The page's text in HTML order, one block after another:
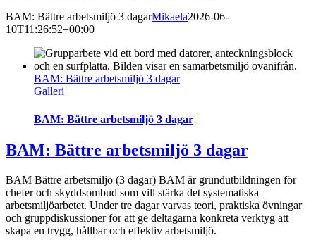
BAM: Bättre arbetsmiljö 3 dagarMikaela2026-06-
10T11:26:52+00:00
BAM: Bättre arbetsmiljö 3 dagar
Galleri
BAM: Bättre arbetsmiljö 3 dagar
BAM: Bättre arbetsmiljö 3 dagar
BAM Bättre arbetsmiljö (3 dagar) BAM är grundutbildningen för
chefer och skyddsombud som vill stärka det systematiska
arbetsmiljöarbetet. Under tre dagar varvas teori, praktiska övningar
och gruppdiskussioner för att ge deltagarna konkreta verktyg att
skapa en trygg, hållbar och effektiv arbetsmiljö.